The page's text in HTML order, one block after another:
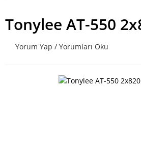
Tonylee AT-550
Yorum Yap / Yorumları Oku